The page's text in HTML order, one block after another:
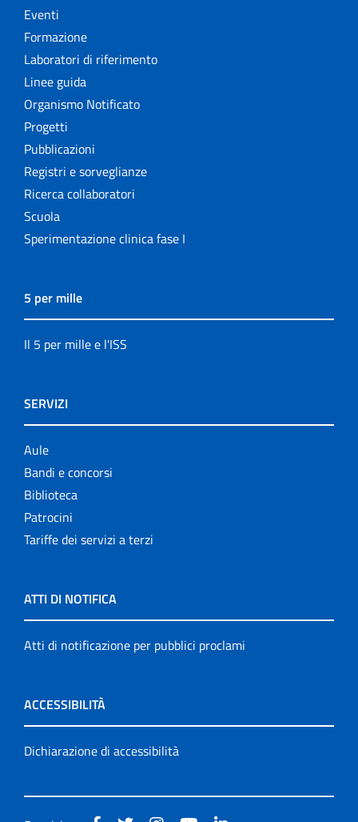
Eventi
Formazione
Laboratori di riferimento
Linee guida
Organismo Notificato
Progetti
Pubblicazioni
Registri e sorveglianze
Ricerca collaboratori
Scuola
Sperimentazione clinica fase I
5 per mille
Il 5 per mille e l'ISS
SERVIZI
Aule
Bandi e concorsi
Biblioteca
Patrocini
Tariffe dei servizi a terzi
ATTI DI NOTIFICA
Atti di notificazione per pubblici proclami
ACCESSIBILITÀ
Dichiarazione di accessibilità